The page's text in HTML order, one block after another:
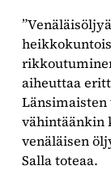
aiheuttaa
vähintäänkin
venäläisen
Salla toteaa.